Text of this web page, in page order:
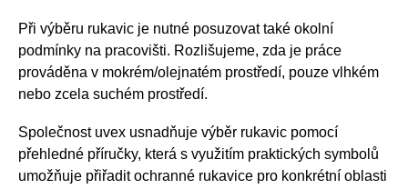
Při výběru rukavic je nutné posuzovat také okolní
podmínky na pracovišti. Rozlišujeme, zda je práce
prováděna v mokrém/olejnatém prostředí, pouze vlhkém
nebo zcela suchém prostředí.
Společnost uvex usnadňuje výběr rukavic pomocí
přehledné příručky, která s využitím praktických symbolů
umožňuje přiřadit ochranné rukavice pro konkrétní oblasti